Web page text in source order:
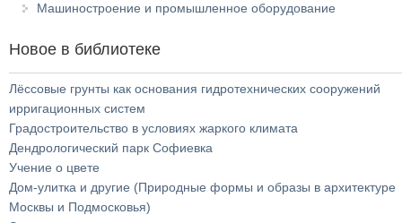
Машиностроение и промышленное оборудование
Новое в библиотеке
Лёссовые грунты как основания гидротехнических сооружений
ирригационных систем
Градостроительство в условиях жаркого климата
Дендрологический парк Софиевка
Учение о цвете
Дом-улитка и другие (Природные формы и образы в архитектуре
Москвы и Подмосковья)